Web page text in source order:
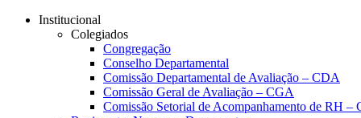
Conteúdo principal
Institucional
Colegiados
Congregação
Conselho Departamental
Comissão Departamental de Avaliação – CDA
Comissão Geral de Avaliação – CGA
Comissão Setorial de Acompanhamento de RH –